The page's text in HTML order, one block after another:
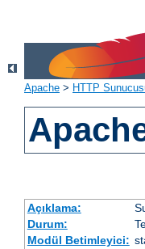
Apache > HTTP
Açıklama:
Durum:
Modül Betimleyici: